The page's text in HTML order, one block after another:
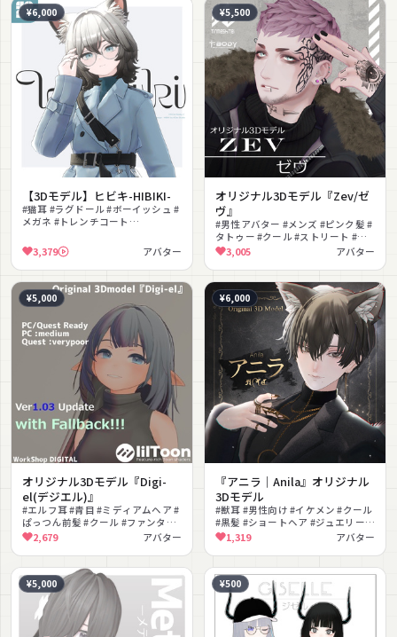
¥6,000
【3Dモデル】ヒビキ-HIBIKI-
#猫耳 #ラグドール #ボーイッシュ #
メガネ #トレンチコート
梱 #対応アイテムあり #改変 #中性
的
3,379 アバター
¥5,500
オリジナル3Dモデル『Zev/ゼ
ヴ』
#男性アバター #メンズ #ピンク髪 #
タトゥー #クール #ストリート #ピ
アス #MA対応 #色変更可能 #もちふ
ぃった〜対応
3,005 アバター
¥5,000
オリジナル3Dモデル『Digi-
el(デジエル)』
#エルフ耳 #青目 #ミディアムヘア #
ぱっつん前髪 #クール #ファンタジ
ー #PhysBone対応 #lilToon対応
#Quest対応 #フルトラ対応
2,679 アバター
¥6,000
『アニラ｜Anila』オリジナル
3Dモデル
#獣耳 #男性向け #イケメン #クール
#黒髪 #ショートヘア #ジュエリー #
メンズ #ダーク #撮影向け
1,319 アバター
¥5,000 ¥500